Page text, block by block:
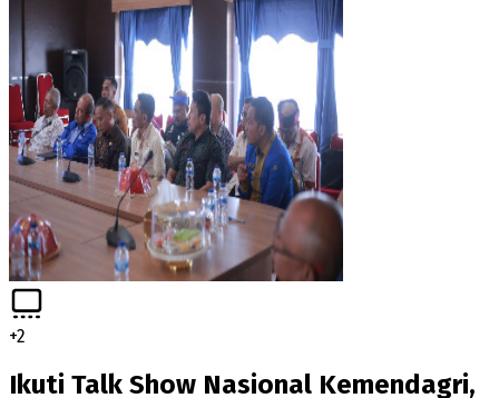
+2
Ikuti Talk Show Nasional Kemendagri,